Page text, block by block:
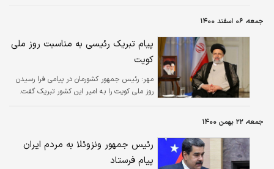
جمعه، ۰۶ اسفند ۱۴۰۰
پیام تبریک رئیسی به مناسبت روز ملی
کویت
مهر: ​رئیس جمهور کشورمان در پیامی فرا رسیدن
روز ملی کویت را به امیر این کشور تبریک گفت.
جمعه، ۲۲ بهمن ۱۴۰۰
رئیس جمهور ونزوئلا به مردم ایران
پیام فرستاد